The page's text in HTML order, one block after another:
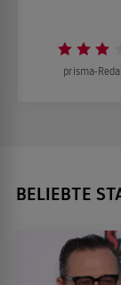
prisma-
BELIEBTE